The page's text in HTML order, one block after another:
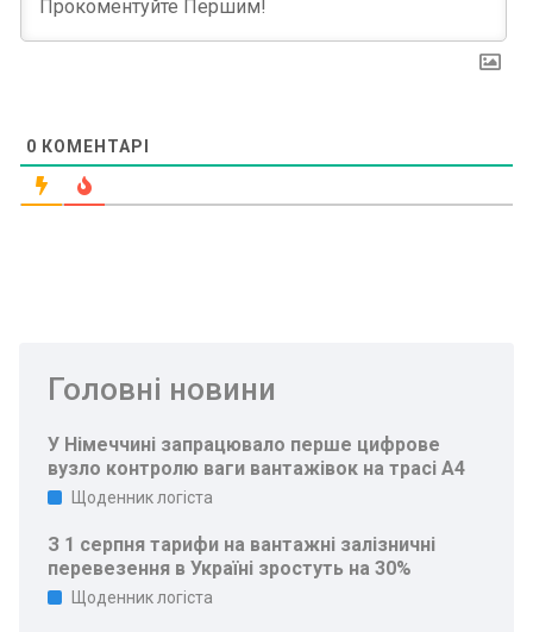
0 КОМЕНТАРІ
Головні новини
У Німеччині запрацювало перше цифрове
вузло контролю ваги вантажівок на трасі A4
Щоденник логіста
З 1 серпня тарифи на вантажні залізничні
перевезення в Україні зростуть на 30%
Щоденник логіста